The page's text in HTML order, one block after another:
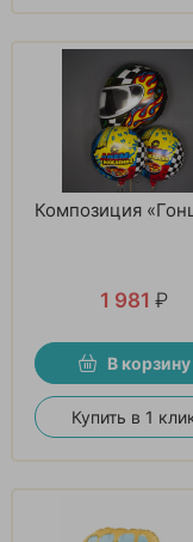
Композиция
1 981 ₽
В корзину
Купить в 1